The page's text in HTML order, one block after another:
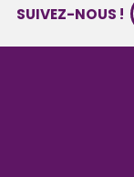
SUIVEZ-NOUS !